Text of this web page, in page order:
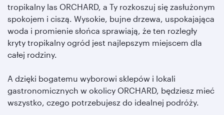
tropikalny las ORCHARD, a Ty rozkoszuj się zasłużonym
spokojem i ciszą. Wysokie, bujne drzewa, uspokajająca
woda i promienie słońca sprawiają, że ten rozległy
kryty tropikalny ogród jest najlepszym miejscem dla
całej rodziny.
A dzięki bogatemu wyborowi sklepów i lokali
gastronomicznych w okolicy ORCHARD, będziesz mieć
wszystko, czego potrzebujesz do idealnej podróży.